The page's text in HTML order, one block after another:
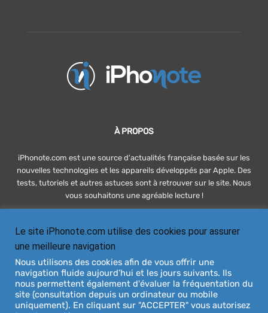
À PROPOS
iPhonote.com est une source d'actualités française basée sur les
nouvelles technologies et les appareils développés par Apple. Des
tests, tutoriels et autres astuces sont à retrouver sur le site. Nous
vous souhaitons une agréable lecture !
Le site iPhonote.com utilise des cookies pour assurer
une meilleure navigation
Nous utilisons des cookies afin de vous offrir une
navigation fluide aujourd’hui et les jours suivants. Ils
nous permettent également d'évaluer la fréquentation du
site (consultation depuis un ordinateur ou mobile
uniquement). En cliquant sur "ACCEPTER" vous autorisez